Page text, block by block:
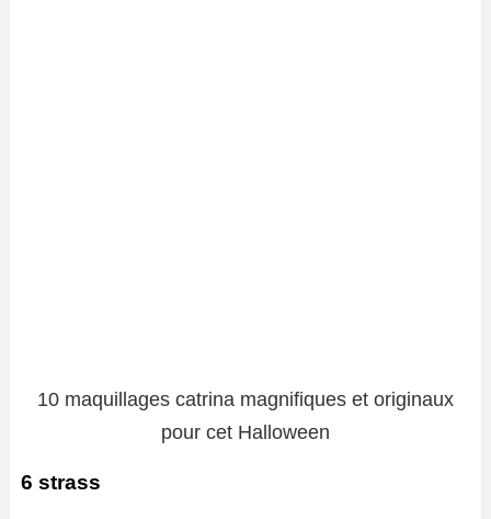
10 maquillages catrina magnifiques et originaux
pour cet Halloween
6 strass